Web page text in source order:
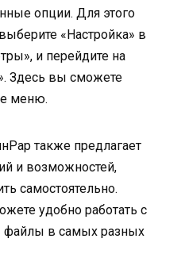
опции. Для этого
«Настройка» в
и перейдите на
Здесь вы сможете
меню.
также предлагает
и возможностей,
самостоятельно.
удобно работать с
файлы в самых разных